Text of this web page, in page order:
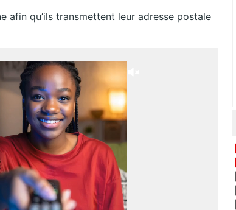
afin qu’ils transmettent leur adresse postale